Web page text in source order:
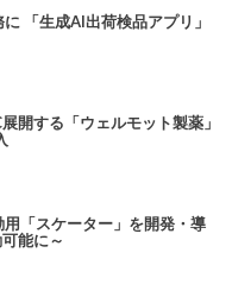
「生成AI出荷検品アプリ」
開する「ウェルモット製薬」
「スケーター」を開発・導
能に～